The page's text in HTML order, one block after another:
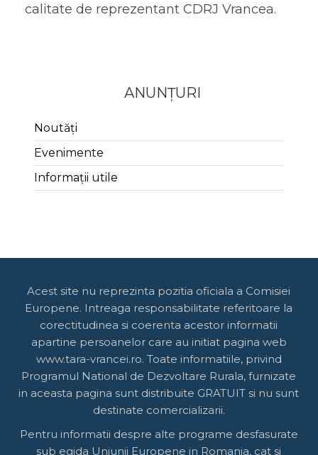
calitate de reprezentant CDRJ Vrancea.
ANUNȚURI
Noutăți
Evenimente
Informații utile
Acest site nu reprezinta pozitia oficiala a Comisiei
Europene. Intreaga responsabilitate referitoare la
corectitudinea si coerenta acestor informatii
apartine persoanelor care au initiat pagina web
www.tara-vrancei.ro. Toate informatiile, privind
Programul National de Dezvoltare Rurala, furnizate
in aceasta pagina sunt distribuite GRATUIT si nu sunt
destinate comercializarii.
Pentru informatii despre alte programe desfasurate
sub egida Uniunii Europene in Romania, cat si